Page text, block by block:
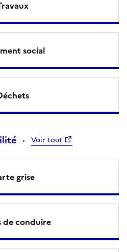
social
Voir tout
grise
de conduire